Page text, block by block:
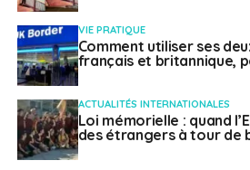
VIE PRATIQUE
Comment utiliser ses
français et britannique,
ACTUALITÉS INTERNATIONALES
Loi mémorielle : quand
des étrangers à tour de